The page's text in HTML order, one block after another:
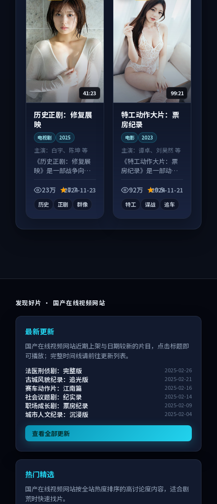
41:23
历史正剧：修复展
映
电视剧 2025
主演： 白宇、陈坤 等
《历史正剧：修复展
映》是一部战争向电
齐全，观感爽快不拖
23万 7.7
2024-11-23
历史 正剧 群像
99:21
特工动作大片：票
房纪录
电影 2023
主演：谭卓、刘昊然 等
《特工动作大片：票
房纪录》是一部动作
蛋别错过，字幕区常
92万 9.5
2024-11-21
特工 谍战 追车
发现好片 · 国产在线视频网站
最新更新
国产在线视频网站近期上架与日期较新的片目，点击标题即
可播放；完整时间线请前往更新列表。
法医刑侦剧：完整版
2025-02-26
古城风貌纪录：追光版 2025-02-21
赛车动作片：江南篇 2025-02-16
社会议题剧：纪实录 2025-02-14
职场成长剧：票房纪录 2025-02-09
城市人文纪录：沉浸版 2025-02-04
查看全部更新
热门精选
国产在线视频网站按全站热度排序的高讨论度内容，适合剧
荒时快速找片。